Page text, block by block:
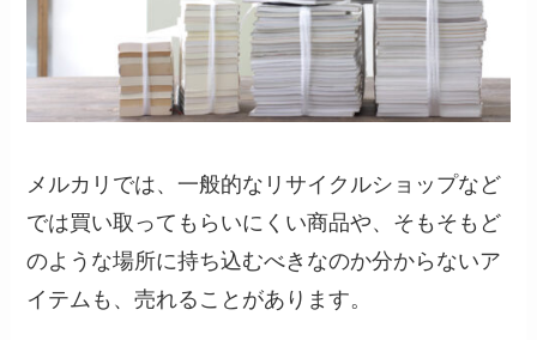
メルカリでは、一般的なリサイクルショップなど
では買い取ってもらいにくい商品や、そもそもど
のような場所に持ち込むべきなのか分からないア
イテムも、売れることがあります。